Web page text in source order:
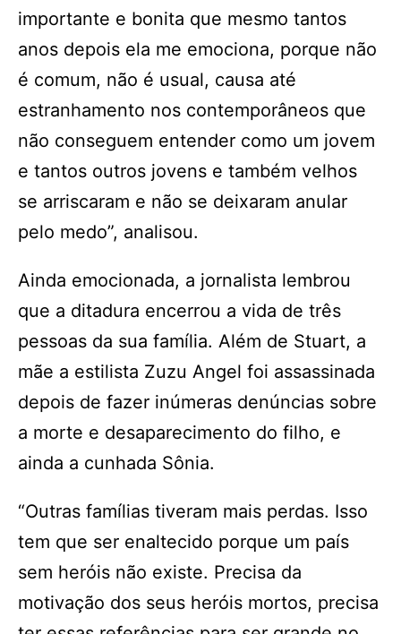
importante e bonita que mesmo tantos
anos depois ela me emociona, porque não
é comum, não é usual, causa até
estranhamento nos contemporâneos que
não conseguem entender como um jovem
e tantos outros jovens e também velhos
se arriscaram e não se deixaram anular
pelo medo”, analisou.
Ainda emocionada, a jornalista lembrou
que a ditadura encerrou a vida de três
pessoas da sua família. Além de Stuart, a
mãe a estilista Zuzu Angel foi assassinada
depois de fazer inúmeras denúncias sobre
a morte e desaparecimento do filho, e
ainda a cunhada Sônia.
“Outras famílias tiveram mais perdas. Isso
tem que ser enaltecido porque um país
sem heróis não existe. Precisa da
motivação dos seus heróis mortos, precisa